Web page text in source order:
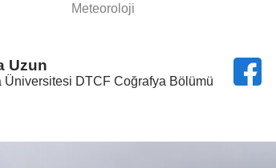
Meteoroloji
Uzun
Üniversitesi DTCF Coğrafya Bölümü